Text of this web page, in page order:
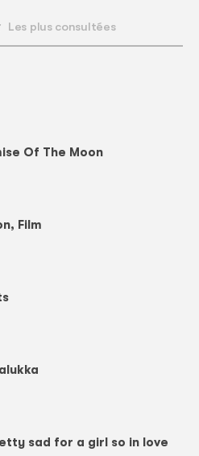
Les plus consultées
Of The Moon
Film
sad for a girl so in love